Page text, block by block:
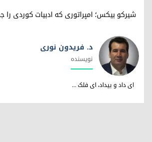
شیرکو بیکس؛ امپراتوری کە ادبیات کوردی را
د. فریدون نوری
د. فریدون نوری
نویسندە
ای داد و بیداد، ای فلک ...